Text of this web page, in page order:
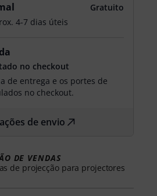
Gratuito
4-7 dias úteis
no checkout
de entrega e os portes de
no checkout.
de envio
DE VENDAS
de projecção para projectores